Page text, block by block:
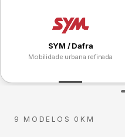
SYM / Dafra
Mobilidade urbana refinada
9 MODELOS 0KM